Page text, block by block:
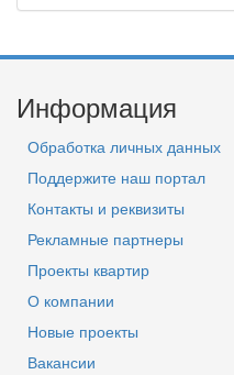
Информация
Обработка личных данных
Поддержите наш портал
Контакты и реквизиты
Рекламные партнеры
Проекты квартир
О компании
Новые проекты
Вакансии